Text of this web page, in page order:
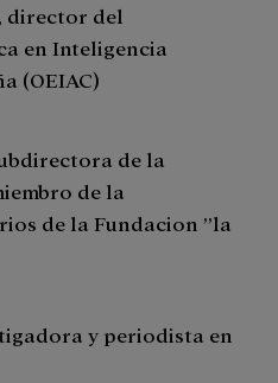
, director del
en Inteligencia
(OEIAC)
de la
de la
de la Fundacion ”la
y periodista en